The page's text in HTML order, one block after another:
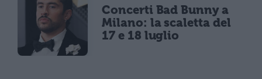
Concerti Bad Bunny a
Milano: la scaletta del
17 e 18 luglio